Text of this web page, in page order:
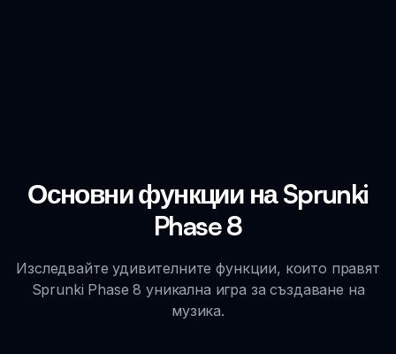
Основни функции на Sprunki
Phase 8
Изследвайте удивителните функции, които правят
Sprunki Phase 8 уникална игра за създаване на
музика.